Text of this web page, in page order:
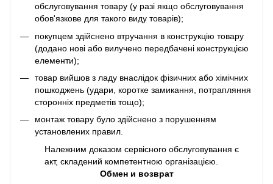
обслуговування товару (у разі якщо обслуговування
обов'язкове для такого виду товарів);
покупцем здійснено втручання в конструкцію товару
(додано нові або вилучено передбачені конструкцією
елементи);
товар вийшов з ладу внаслідок фізичних або хімічних
пошкоджень (удари, коротке замикання, потрапляння
сторонніх предметів тощо);
монтаж товару було здійснено з порушенням
установлених правил.
Належним доказом сервісного обслуговування є
акт, складений компетентною організацією.
Обмен и возврат